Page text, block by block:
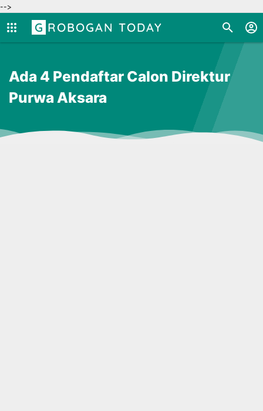
-->
GROBOGAN TODAY
Ada 4 Pendaftar Calon Direktur
Purwa Aksara